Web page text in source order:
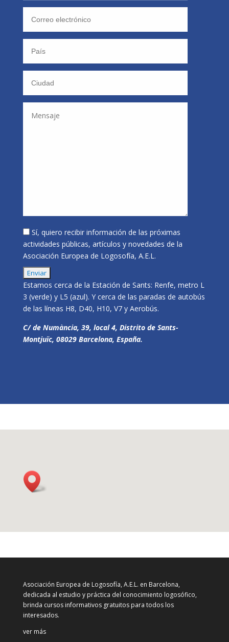
Sí, quiero recibir información de las próximas
actividades públicas, artículos y novedades de la
Asociación Europea de Logosofía, A.E.L.
Estamos cerca de la Estación de Sants: Renfe, metro L
3 (verde) y L5 (azul). Y cerca de las paradas de autobús
de las líneas H8, D40, H10, V7 y Aerobús.
C/ de Numància, 39, local 4, Distrito de Sants-
Montjuïc, 08029 Barcelona, España.
Asociación Europea de Logosofía, A.E.L. en Barcelona,
dedicada al estudio y práctica del conocimiento logosófico,
brinda cursos informativos gratuitos para todos los
interesados.
ver más